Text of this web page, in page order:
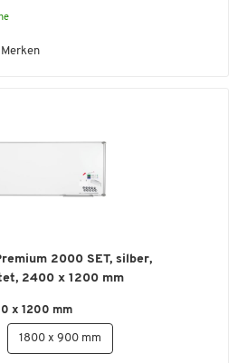
Merken
2000 SET, silber,
2400 x 1200 mm
x 1200 mm
1800 x 900 mm